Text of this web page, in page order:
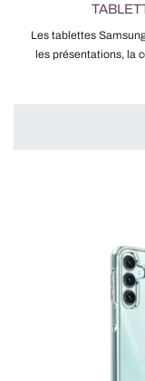
Les tablettes
les présentations, la